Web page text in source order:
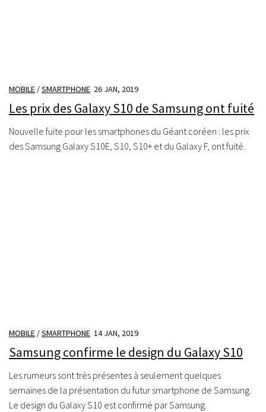
MOBILE /SMARTPHONE 26 JAN, 2019
Les prix des Galaxy S10 de Samsung ont fuité
Nouvelle fuite pour les smartphones du Géant coréen : les prix
des Samsung Galaxy S10E, S10, S10+ et du Galaxy F, ont fuité.
MOBILE /SMARTPHONE 14 JAN, 2019
Samsung confirme le design du Galaxy S10
Les rumeurs sont très présentes à seulement quelques
semaines de la présentation du futur smartphone de Samsung.
Le design du Galaxy S10 est confirmé par Samsung.